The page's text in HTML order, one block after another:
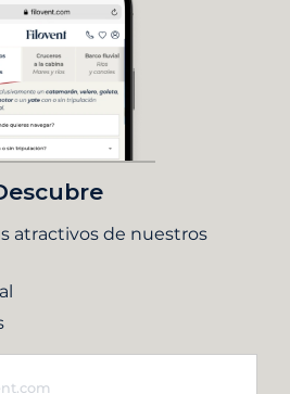
atractivos de nuestros